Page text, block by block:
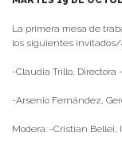
La primera mesa de
los siguientes invitados/
-Claudia Trillo,
-Arsenio Fernández,
Modera: -Cristian